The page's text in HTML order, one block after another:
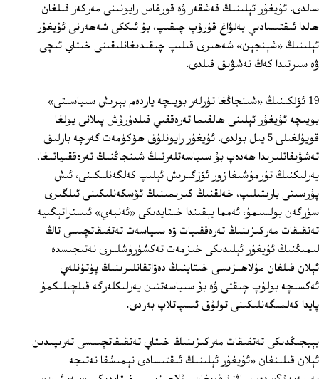
سالدى. ئۇيغۇر ئېلىنىڭ قەشقەر ۋە قورغاس رايونىنى مەركەز قىلغان
ھالدا ئىقتىسادىي بەلۋاغ قۇرۇپ چىقىپ، بۇ ئىككى شەھەرنى ئۇيغۇر
ئېلىنىڭ «شېنجېن» شەھىرى قىلىپ چىقىدىغانلىقىنى خىتاي ئىچى
ۋە سىرتىدا كەڭ تەشۋىق قىلدى.
19 ئۆلكىنىڭ «شىنجاڭغا تۈرلەر بويىچە ياردەم بېرىش سىياسىتى»
بويىچە ئۇيغۇر ئېلىنى ھالقىما تەرەققىي قىلدۇرۇش پىلانى يولغا
قويۇلغىلى 5 يىل بولدى. ئۇيغۇر رايونلۇق ھۆكۈمەت گەرچە بارلىق
تەشۋىقاتلىرىدا ھەدەپ بۇ سىياسەتلەرنىڭ شىنجاڭنىڭ تەرەققىياتىغا،
يەرلىكنىڭ تۇرمۇشىغا زور ئۆزگىرىش ئېلىپ كەلگەنلىكىنى، ئىش
پۇرسىتى يارىتىلىپ، خەلقنىڭ كىرىمىنىڭ ئۆسكەنلىكىنى ئىلگىرى
سۈرگەن بولسىمۇ، ئەمما يېقىندا خىتايدىكى «ئەنبەي» ئىستراتېگىيە
تەتقىقات مەركىزىنىڭ تەرەققىيات ۋە سىياسەت تەتقىقاتچىسى تاڭ
لىمىڭنىڭ ئۇيغۇر ئېلىدىكى خىزمەت تەكشۈرۈشلىرى نەتىجىسدە
ئېلان قىلغان مۇلاھىزىسى خىتاينىڭ دەۋاتقانلىرىنىڭ پۈتۈنلەي
ئەكسىچە بولۇپ چىقتى ۋە بۇ سىياسەتتىن يەرلىكلەرگە قىلچىلىكمۇ
پايدا كەلمىگەنلىكىنى تولۇق ئىسپاتلاپ بەردى.
بېيجىڭدىكى تەتقىقات مەركىزىنىڭ خىتاي تەتقىقاتچىىسى تەرىپىدىن
ئېلان قىلىنغان «ئۇيغۇر ئېلىنىڭ ئىقتىسادى نېمىشقا نەتىجە